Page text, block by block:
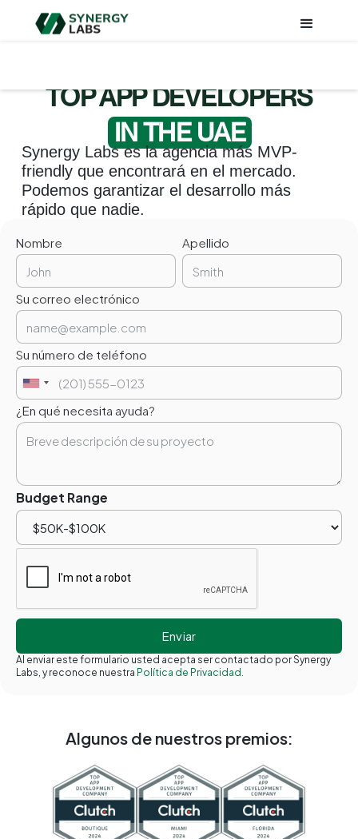
TOP APP DEVELOPERS
IN THE UAE
Synergy Labs es la agencia más MVP-
friendly que encontrará en el mercado.
Podemos garantizar el desarrollo más
rápido que nadie.
Nombre Apellido
Su correo electrónico
Su número de teléfono
¿En qué necesita ayuda?
Budget Range
Al enviar este formulario usted acepta ser contactado por Synergy
Labs, y reconoce nuestra Política de Privacidad.
Algunos de nuestros premios: